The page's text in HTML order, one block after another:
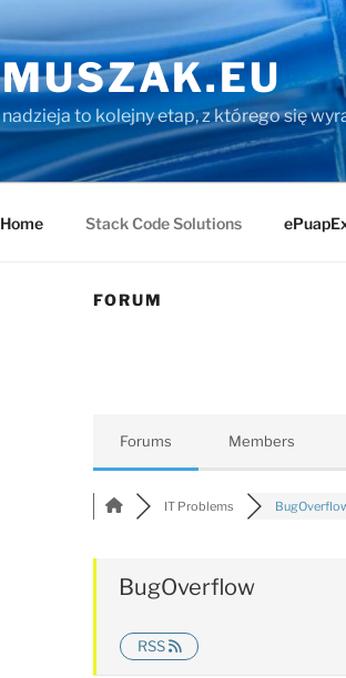
MUSZAK.EU
nadzieja to kolejny etap, z którego się
Home Stack Code Solutions
FORUM
Forums Members
IT Problems
BugOverflow
RSS